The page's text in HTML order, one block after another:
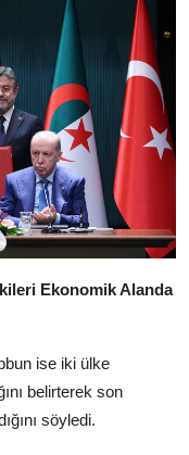
Ekonomik Alanda
ise iki ülke
belirterek son
söyledi.